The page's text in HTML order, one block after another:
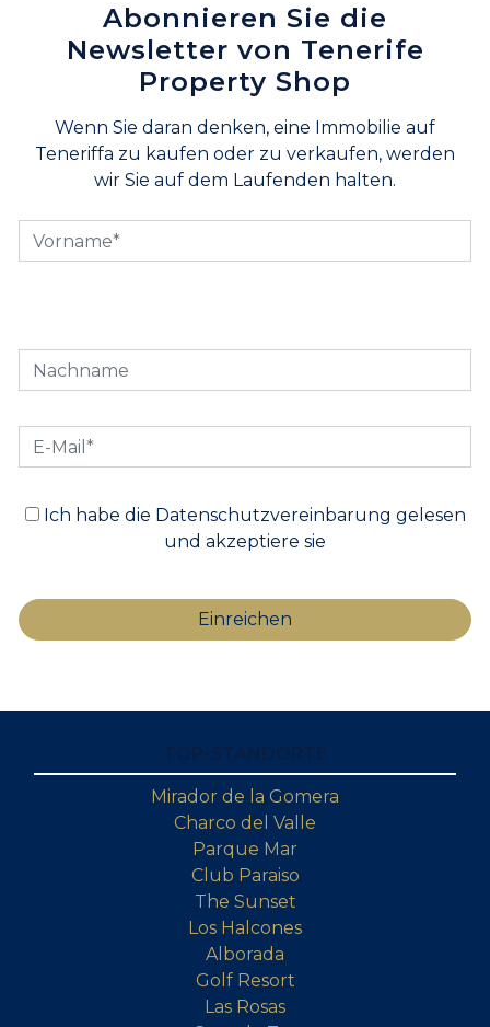
Abonnieren Sie die
Newsletter von Tenerife
Property Shop
Wenn Sie daran denken, eine Immobilie auf
Teneriffa zu kaufen oder zu verkaufen, werden
wir Sie auf dem Laufenden halten.
Ich habe die Datenschutzvereinbarung gelesen
und akzeptiere sie
Mirador de la Gomera
Charco del Valle
Parque Mar
Club Paraiso
The Sunset
Los Halcones
Alborada
Golf Resort
Las Rosas